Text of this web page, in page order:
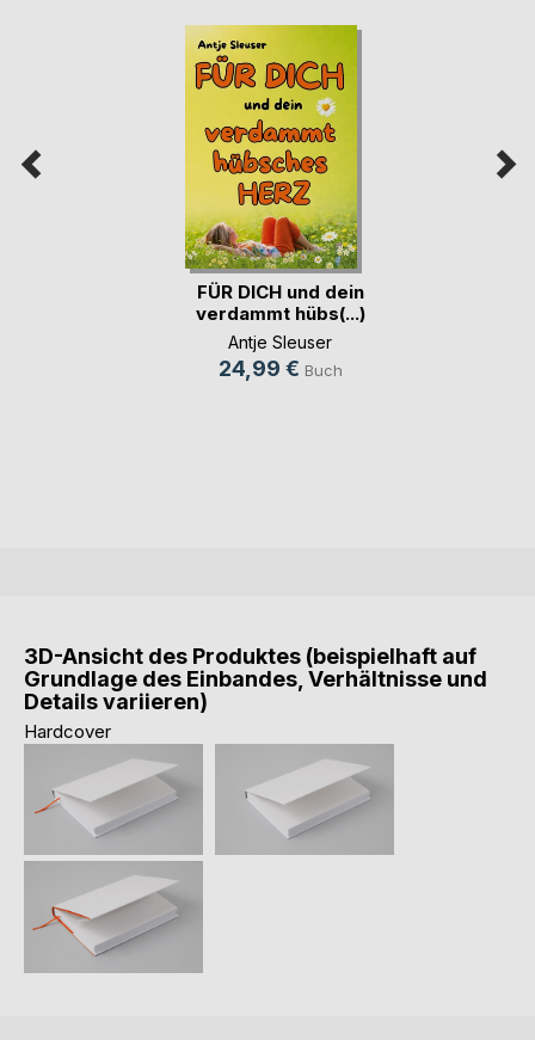
FÜR DICH und dein
verdammt hübs(...)
Antje Sleuser
24,99 € Buch
3D-Ansicht des Produktes (beispielhaft auf
Grundlage des Einbandes, Verhältnisse und
Details variieren)
Hardcover